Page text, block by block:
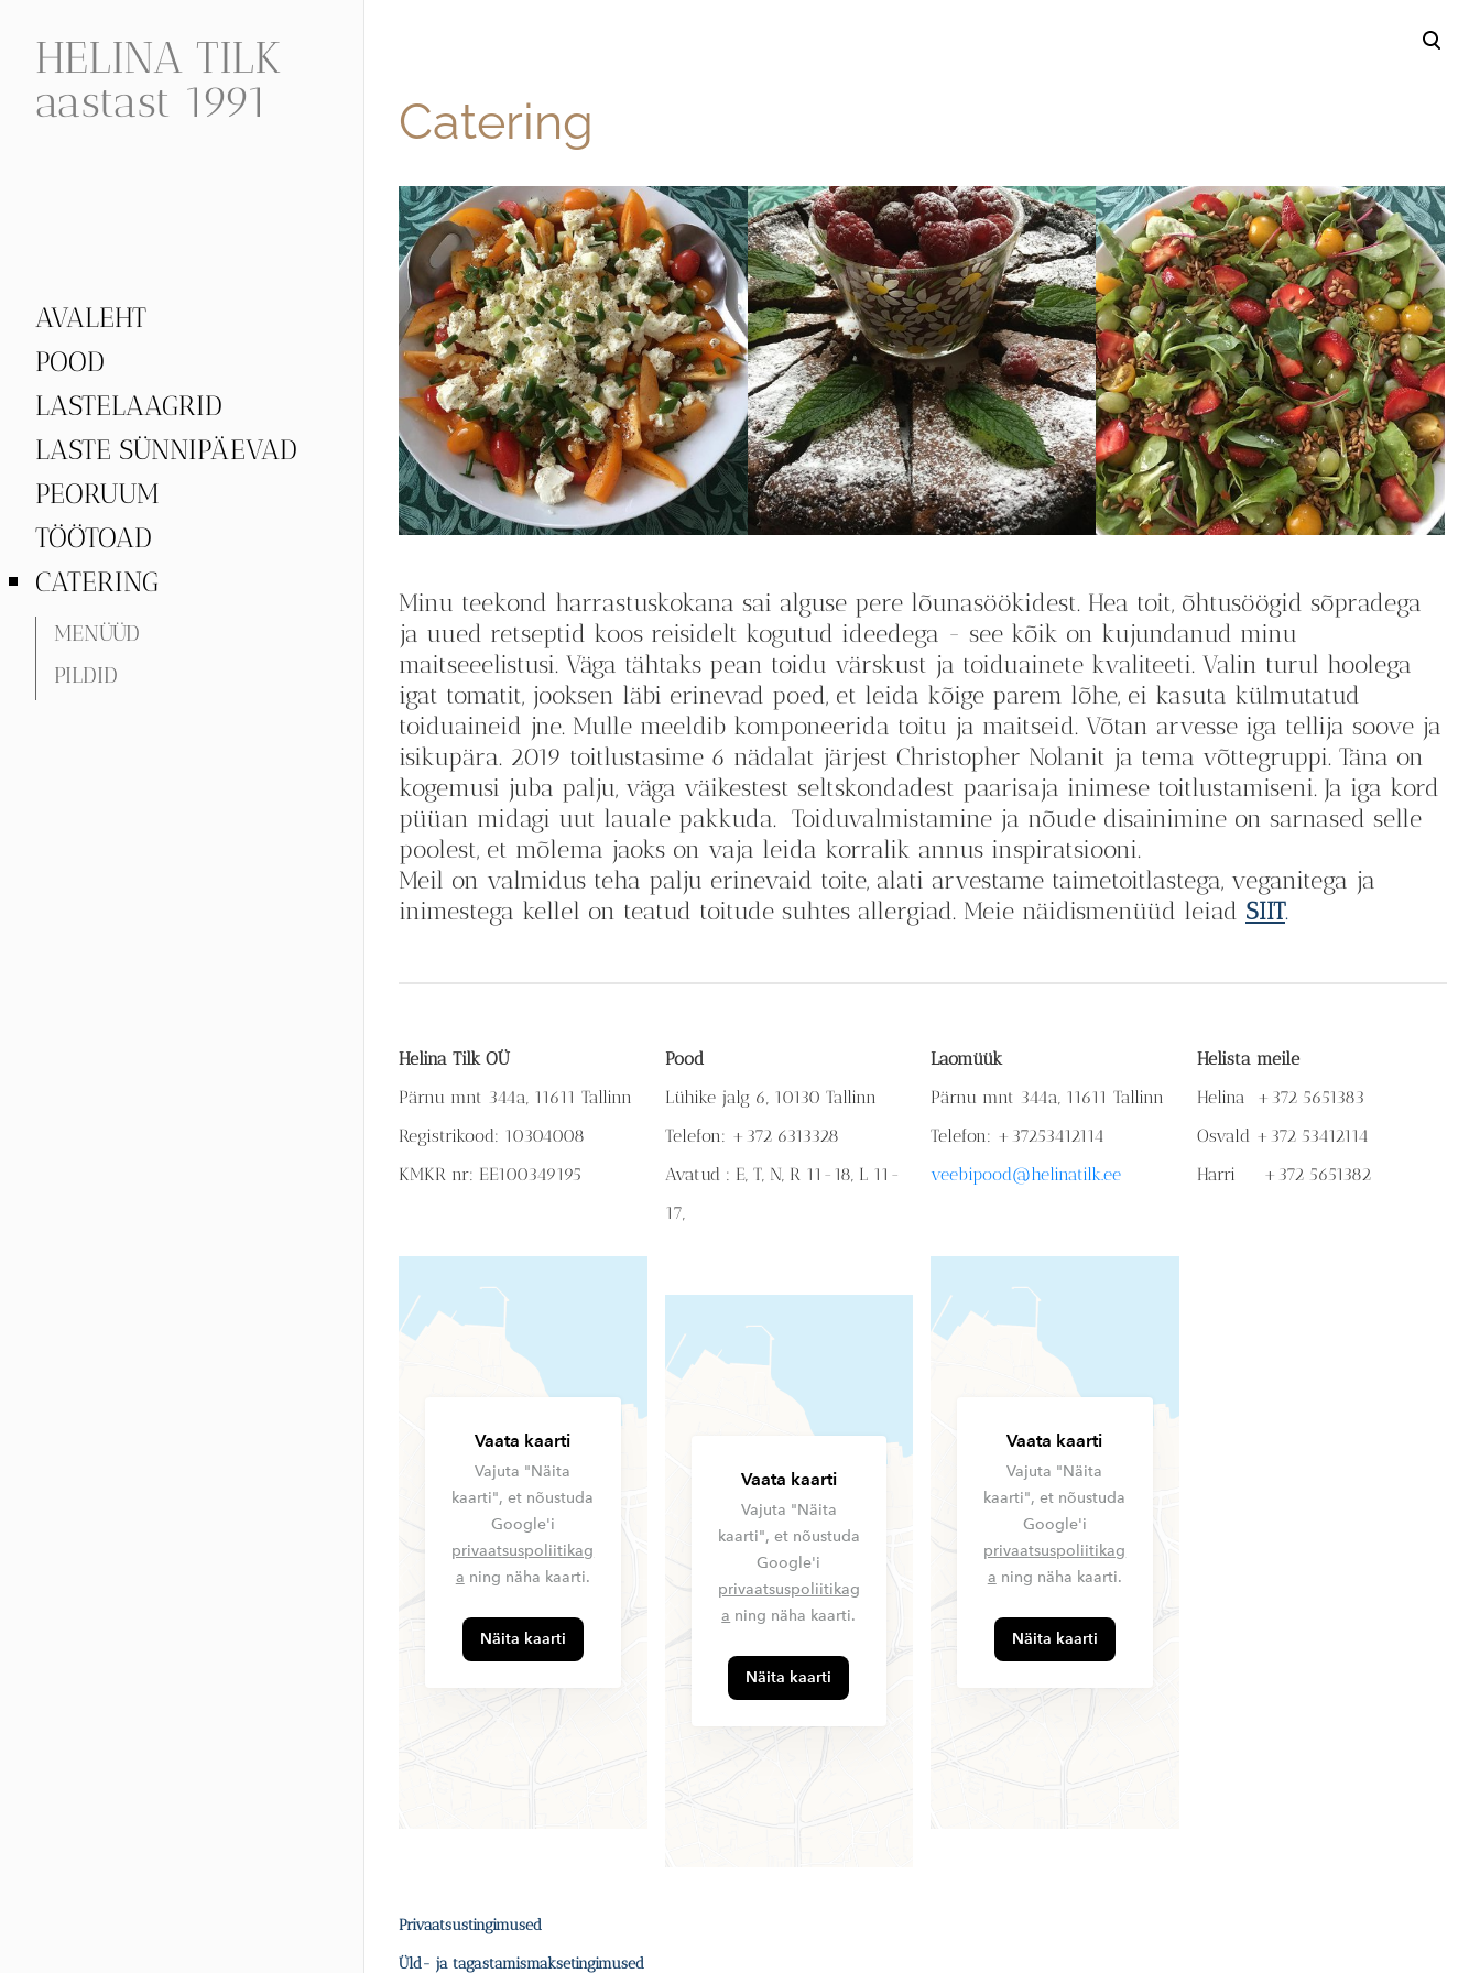
HELINA TILK
aastast 1991
AVALEHT
POOD
LASTELAAGRID
LASTE SÜNNIPÄEVAD
PEORUUM
TÖÖTOAD
CATERING
MENÜÜD
PILDID
Catering
Minu teekond harrastuskokana sai alguse pere lõunasöökidest. Hea toit, õhtusöögid sõpradega
ja uued retseptid koos reisidelt kogutud ideedega - see kõik on kujundanud minu
maitseeelistusi. Väga tähtaks pean toidu värskust ja toiduainete kvaliteeti. Valin turul hoolega
igat tomatit, jooksen läbi erinevad poed, et leida kõige parem lõhe, ei kasuta külmutatud
toiduaineid jne. Mulle meeldib komponeerida toitu ja maitseid. Võtan arvesse iga tellija soove ja
isikupära. 2019 toitlustasime 6 nädalat järjest Christopher Nolanit ja tema võttegruppi. Täna on
kogemusi juba palju, väga väikestest seltskondadest paarisaja inimese toitlustamiseni. Ja iga kord
püüan midagi uut lauale pakkuda. Toiduvalmistamine ja nõude disainimine on sarnased selle
poolest, et mõlema jaoks on vaja leida korralik annus inspiratsiooni.
Meil on valmidus teha palju erinevaid toite, alati arvestame taimetoitlastega, veganitega ja
inimestega kellel on teatud toitude suhtes allergiad. Meie näidismenüüd leiad SIIT.
Helina Tilk OÜ
Pärnu mnt 344a, 11611 Tallinn
Registrikood: 10304008
KMKR nr: EE100349195
Vaata kaarti
Vajuta "Näita
kaarti", et nõustuda
Google'i
privaatsuspoliitikag
a ning näha kaarti.
Näita kaarti
Pood
Lühike jalg 6, 10130 Tallinn
Telefon: +372 6313328
Avatud : E, T, N, R 11-18, L 11-
17,
Vaata kaarti
Vajuta "Näita
kaarti", et nõustuda
Google'i
privaatsuspoliitikag
a ning näha kaarti.
Näita kaarti
Laomüük
Pärnu mnt 344a, 11611 Tallinn
Telefon: +37253412114
veebipood@helinatilk.ee
Vaata kaarti
Vajuta "Näita
kaarti", et nõustuda
Google'i
privaatsuspoliitikag
a ning näha kaarti.
Näita kaarti
Helista meile
Helina +372 5651383
Osvald +372 53412114
Harri +372 5651382
Privaatsustingimused
Üld- ja tagastamismaksetingimused